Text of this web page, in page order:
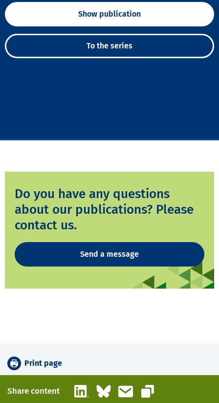
Show publication
To the series
Do you have any questions
about our publications? Please
contact us.
Send a message
Print page
Share content LinkedInBlueskyEmail
Copy link